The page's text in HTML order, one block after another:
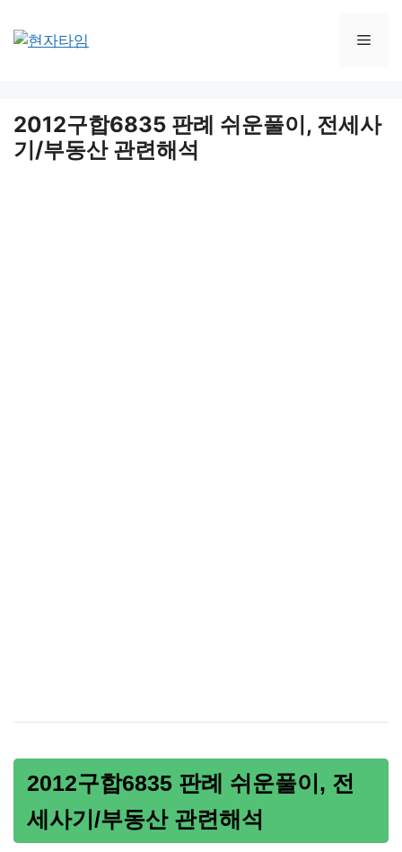
2012구합6835 판례 쉬운풀이, 전세사
기/부동산 관련해석
2012구합6835 판례 쉬운풀이, 전
세사기/부동산 관련해석